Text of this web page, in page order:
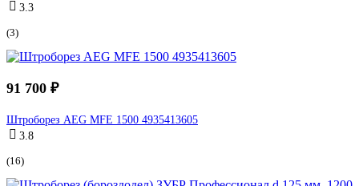
3.3
(3)
91 700 ₽
Штроборез AEG MFE 1500 4935413605
3.8
(16)